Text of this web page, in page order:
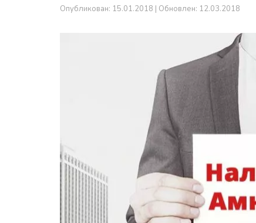
Опубликован: 15.01.2018 | Обновлен: 12.03.2018